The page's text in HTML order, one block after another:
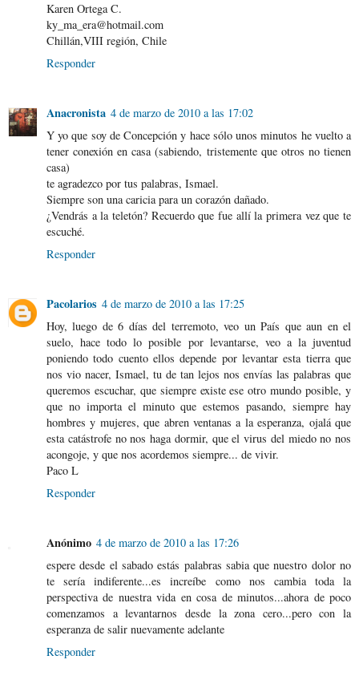
Karen Ortega C.
ky_ma_era@hotmail.com
Chillán,VIII región, Chile
Responder
Anacronista 4 de marzo de 2010 a las 17:02
Y yo que soy de Concepción y hace sólo unos minutos he vuelto a
tener conexión en casa (sabiendo, tristemente que otros no tienen
casa)
te agradezco por tus palabras, Ismael.
Siempre son una caricia para un corazón dañado.
¿Vendrás a la teletón? Recuerdo que fue allí la primera vez que te
escuché.
Responder
Pacolarios 4 de marzo de 2010 a las 17:25
Hoy, luego de 6 días del terremoto, veo un País que aun en el
suelo, hace todo lo posible por levantarse, veo a la juventud
poniendo todo cuento ellos depende por levantar esta tierra que
nos vio nacer, Ismael, tu de tan lejos nos envías las palabras que
queremos escuchar, que siempre existe ese otro mundo posible, y
que no importa el minuto que estemos pasando, siempre hay
hombres y mujeres, que abren ventanas a la esperanza, ojalá que
esta catástrofe no nos haga dormir, que el virus del miedo no nos
acongoje, y que nos acordemos siempre... de vivir.
Paco L
Responder
Anónimo 4 de marzo de 2010 a las 17:26
espere desde el sabado estás palabras sabia que nuestro dolor no
te sería indiferente...es increíbe como nos cambia toda la
perspectiva de nuestra vida en cosa de minutos...ahora de poco
comenzamos a levantarnos desde la zona cero...pero con la
esperanza de salir nuevamente adelante
Responder